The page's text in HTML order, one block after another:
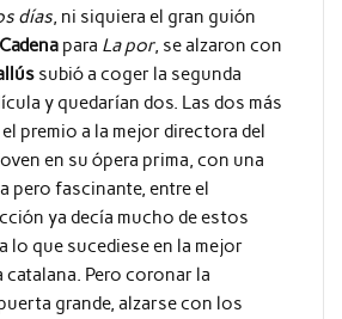
días, ni siquiera el gran guión
para La por, se alzaron con
subió a coger la segunda
y quedarían dos. Las dos más
premio a la mejor directora del
en su ópera prima, con una
pero fascinante, entre el
ya decía mucho de estos
lo que sucediese en la mejor
catalana. Pero coronar la
grande, alzarse con los